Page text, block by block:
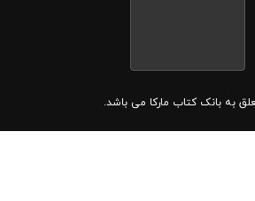
به بانک کتاب مارکا می باشد.